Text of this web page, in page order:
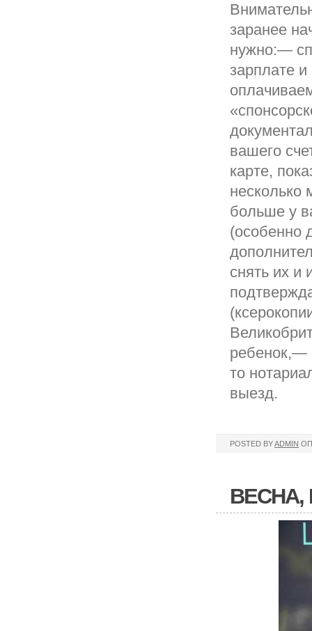
заранее
нужно:—
зарплате
вашего
карте,
несколько
больше у
(особенно
снять их и
ребенок,—
то
выезд.
POSTED BYADMIN
ВЕСНА,